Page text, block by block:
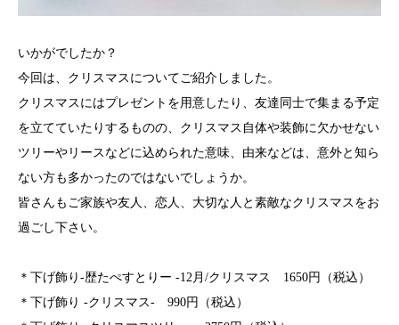
いかがでしたか？
今回は、クリスマスについてご紹介しました。
クリスマスにはプレゼントを用意したり、友達同士で集まる予定
を立てていたりするものの、クリスマス自体や装飾に欠かせない
ツリーやリースなどに込められた意味、由来などは、意外と知ら
ない方も多かったのではないでしょうか。
皆さんもご家族や友人、恋人、大切な人と素敵なクリスマスをお
過ごし下さい。
＊ 下げ飾り-歴たぺすとりー -12月/クリスマス
1650円（税込）
＊ 下げ飾り -クリスマス- 990円（税込）